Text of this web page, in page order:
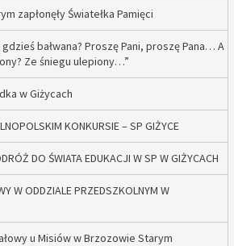
zapłonęły Światełka Pamięci
gdzieś bałwana? Proszę Pani, proszę Pana… A
Ze śniegu ulepiony…”
w Giżycach
KONKURSIE – SP GIŻYCE
DO ŚWIATA EDUKACJI W SP W GIŻYCACH
W ODDZIALE PRZEDSZKOLNYM W
u Misiów w Brzozowie Starym